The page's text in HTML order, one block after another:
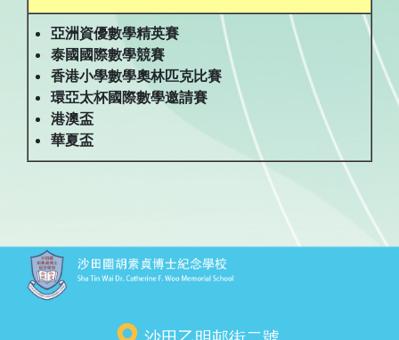
亞洲資優數學精英賽
泰國國際數學競賽
香港小學數學奧林匹克比賽
環亞太杯國際數學邀請賽
港澳盃
華夏盃